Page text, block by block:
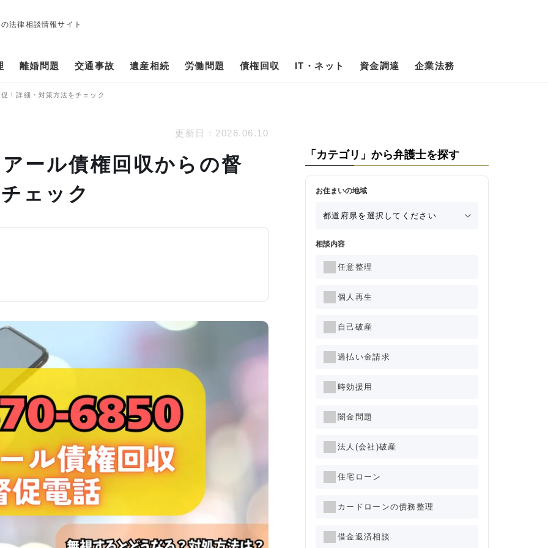
法律相談情報サイト
離婚問題 交通事故 遺産相続 労働問題 債権回収 IT・ネット 資金調達 企業法務
！詳細・対策方法をチェック
更新日： 2026.06.10
ール債権回収からの督
ェック
「カテゴリ」から弁護士を探す
お住まいの地域
相談内容
任意整理
個人再生
自己破産
過払い金請求
時効援用
闇金問題
法人(会社)破産
住宅ローン
カードローンの債務整理
借金返済相談